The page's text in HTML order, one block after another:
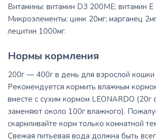
Витамины: витамин D3 200ME; витамин E
Микроэлементы: цинк 20мг; марганец
лецитин 1000мг.
Нормы кормления
200г — 400г в день для взрослой
Рекомендуется кормить влажным
вместе с сухим кормом LEONARDO (20г
заменяют около 100г влажного).
скармливайте корм только комнатной
Свежая питьевая вода должна быть